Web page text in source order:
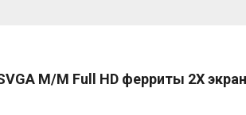
M/M Full HD ферриты 2Х экран